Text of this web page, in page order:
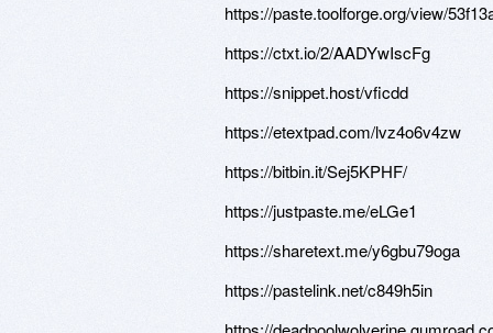
https://paste.toolforge.org/view/
https://ctxt.io/2/AADYwIscFg
https://snippet.host/vficdd
https://etextpad.com/lvz4o6v4zw
https://bitbin.it/Sej5KPHF/
https://justpaste.me/eLGe1
https://sharetext.me/y6gbu79oga
https://pastelink.net/c849h5in